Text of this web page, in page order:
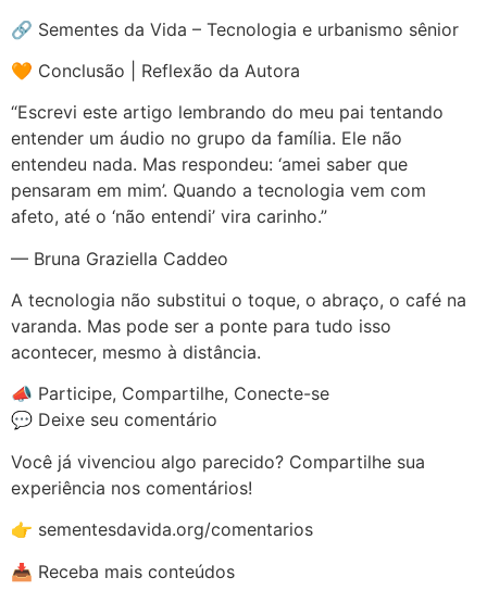
🔗 Sementes da Vida – Tecnologia e urbanismo sênior
🧡 Conclusão | Reflexão da Autora
“Escrevi este artigo lembrando do meu pai tentando
entender um áudio no grupo da família. Ele não
entendeu nada. Mas respondeu: ‘amei saber que
pensaram em mim’. Quando a tecnologia vem com
afeto, até o ‘não entendi’ vira carinho.”
— Bruna Graziella Caddeo
A tecnologia não substitui o toque, o abraço, o café na
varanda. Mas pode ser a ponte para tudo isso
acontecer, mesmo à distância.
📣 Participe, Compartilhe, Conecte-se
💬 Deixe seu comentário
Você já vivenciou algo parecido? Compartilhe sua
experiência nos comentários!
👉 sementesdavida.org/comentarios
📥 Receba mais conteúdos